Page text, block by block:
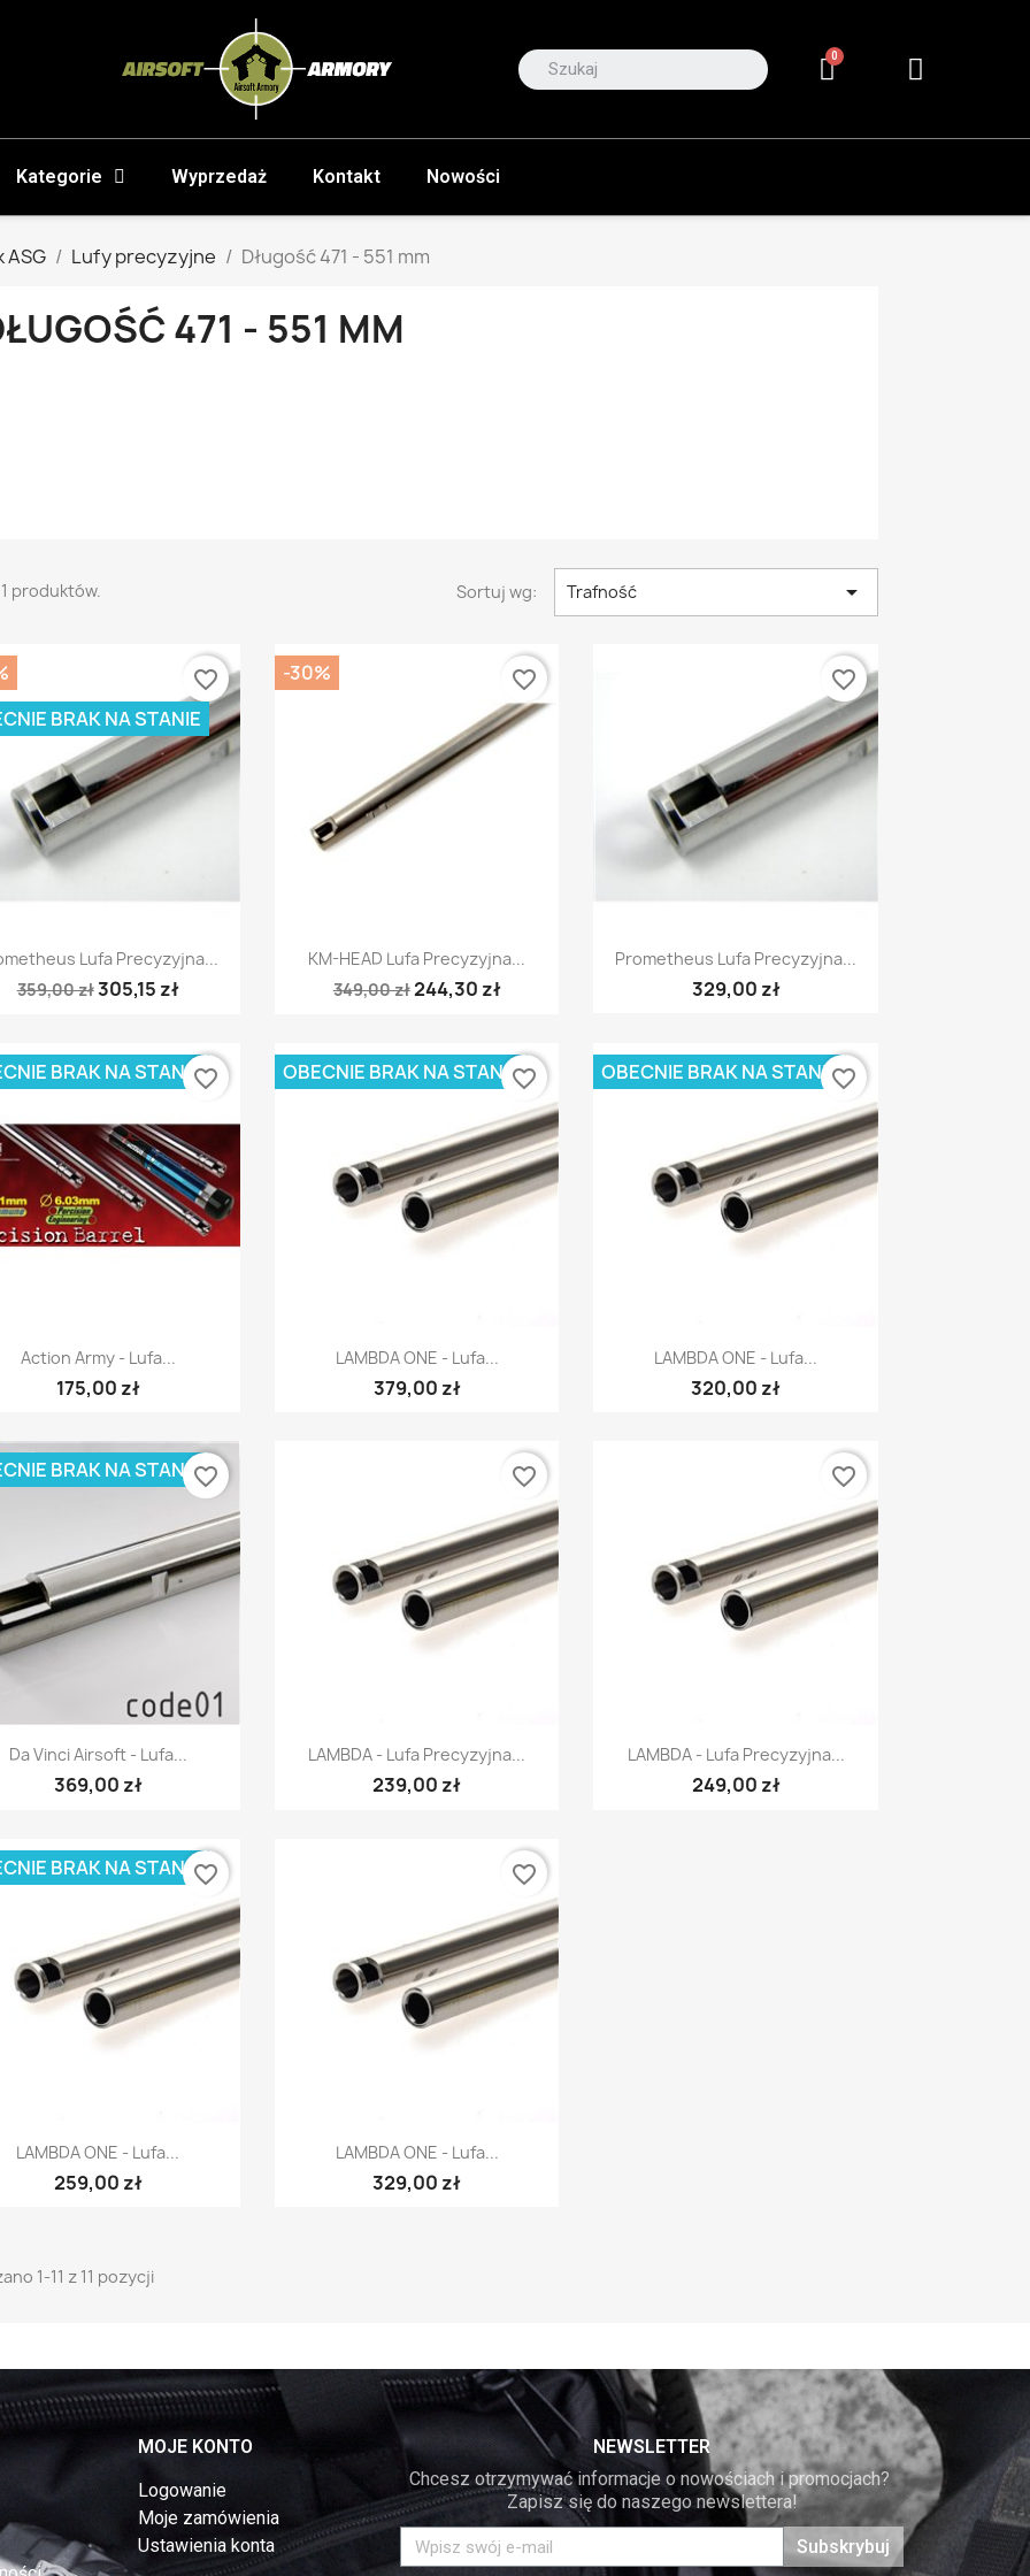
Kategorie Wyprzedaż Kontakt Nowości
ASG Lufy precyzyjne Długość 471 - 551 mm
471 - 551 MM
produktów. Sortuj wg: Trafność 
Szybki podgląd
Lufa Precyzyjna...
359,00 zł305,15 zł
BRAK NA STANIE
favorite_border
Szybki podgląd
KM-HEAD Lufa Precyzyjna...
349,00 zł244,30 zł
-30% favorite_border
Szybki podgląd
Prometheus Lufa Precyzyjna...
329,00 zł
favorite_border
Szybki podgląd
Action Army - Lufa...
175,00 zł
BRAK NA STANIEfavorite_border
Szybki podgląd
LAMBDA ONE - Lufa...
379,00 zł
OBECNIE BRAK NA STANIEfavorite_border
Szybki podgląd
LAMBDA ONE - Lufa...
320,00 zł
OBECNIE BRAK NA STANIEfavorite_border
Szybki podgląd
Da Vinci Airsoft - Lufa...
369,00 zł
BRAK NA STANIEfavorite_border
Szybki podgląd
LAMBDA - Lufa Precyzyjna...
239,00 zł
favorite_border
Szybki podgląd
LAMBDA - Lufa Precyzyjna...
249,00 zł
favorite_border
Szybki podgląd
LAMBDA ONE - Lufa...
259,00 zł
BRAK NA STANIEfavorite_border
Szybki podgląd
LAMBDA ONE - Lufa...
329,00 zł
favorite_border
1-11 z 11 pozycji
MOJE KONTO
Logowanie
Moje zamówienia
Ustawienia konta
NEWSLETTER
Chcesz otrzymywać informacje o nowościach i promocjach?
Zapisz się do naszego newslettera!
Subskrybuj